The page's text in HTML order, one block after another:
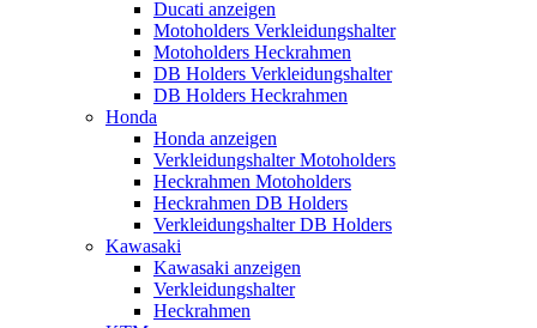
Ducati anzeigen
Motoholders Verkleidungshalter
Motoholders Heckrahmen
DB Holders Verkleidungshalter
DB Holders Heckrahmen
Honda
Honda anzeigen
Verkleidungshalter Motoholders
Heckrahmen Motoholders
Heckrahmen DB Holders
Verkleidungshalter DB Holders
Kawasaki
Kawasaki anzeigen
Verkleidungshalter
Heckrahmen